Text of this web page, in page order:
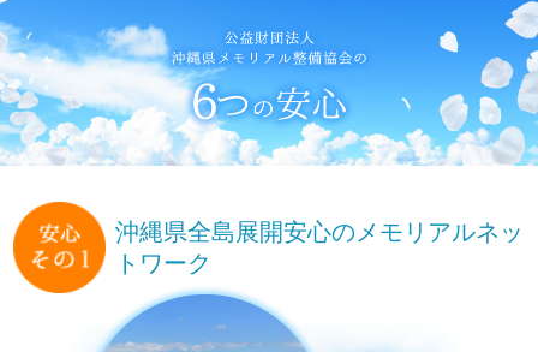
6つの安心
沖縄県全島展開安心のメモリアルネッ
トワーク